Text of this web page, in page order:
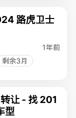
路虎卫士
1年前
剩余3月
让 - 找 201
型